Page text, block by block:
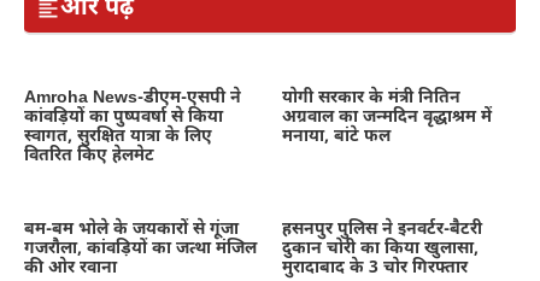
और पढ़ें
Amroha News-डीएम-एसपी ने
कांवड़ियों का पुष्पवर्षा से किया
स्वागत, सुरक्षित यात्रा के लिए
वितरित किए हेलमेट
योगी सरकार के मंत्री नितिन
अग्रवाल का जन्मदिन वृद्धाश्रम में
मनाया, बांटे फल
बम-बम भोले के जयकारों से गूंजा
गजरौला, कांवड़ियों का जत्था मंजिल
की ओर रवाना
हसनपुर पुलिस ने इनवर्टर-बैटरी
दुकान चोरी का किया खुलासा,
मुरादाबाद के 3 चोर गिरफ्तार